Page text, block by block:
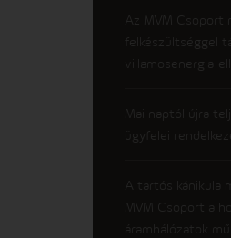
Az MVM
felkészültséggel
villamosenergia-
Mai naptól újra
ügyfelei
A tartós kánikula
MVM Csoport a
áramhálózatok